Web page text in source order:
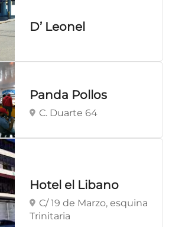
D’ Leonel
Panda Pollos
C. Duarte 64
Hotel el Libano
C/ 19 de Marzo, esquina
Trinitaria